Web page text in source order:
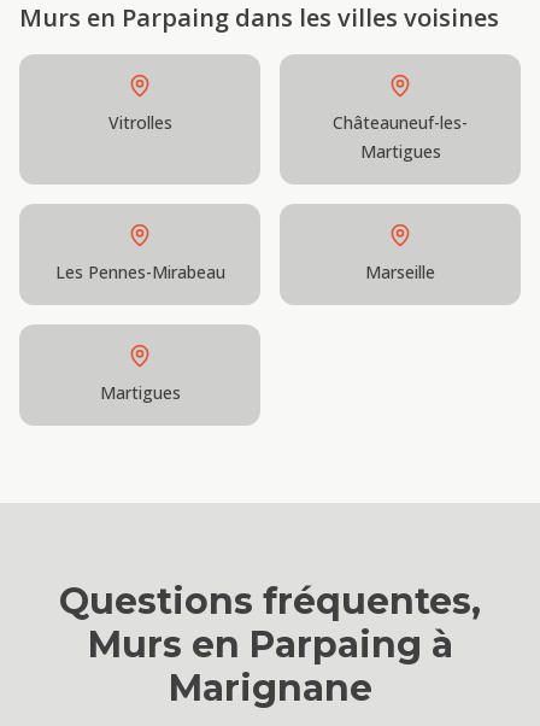
Murs en Parpaing dans les villes voisines
Vitrolles
Châteauneuf-les-
Martigues
Les Pennes-Mirabeau Marseille
Martigues
Questions fréquentes,
Murs en Parpaing à
Marignane